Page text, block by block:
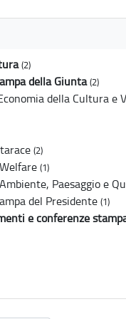
(2)
della Giunta (2)
della Cultura e
(2)
(1)
Paesaggio e
del Presidente (1)
e conferenze